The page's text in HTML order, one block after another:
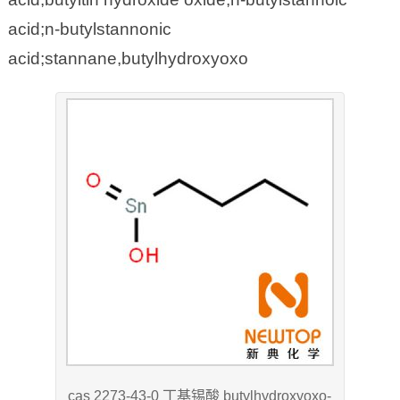
acid;n-butylstannonic
acid;stannane,butylhydroxyoxo
cas 2273-43-0 丁基锡酸 butylhydroxyoxo-